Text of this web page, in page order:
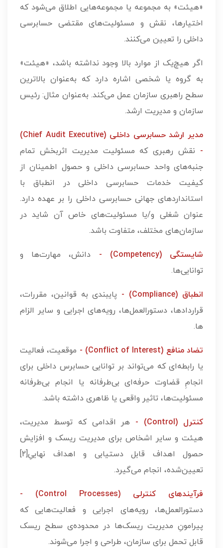
«هیئت» به مجموعه یا مجموعه‌هایی اطلاق می‌شود که
اختیارها، نقش و مسئولیت‌های مقتضی حسابرسی
داخلی را تعیین می‌کنند.
اگر هیچ‌یک از موارد بالا وجود نداشته باشد، «هیئت»
به گروه یا شخصی اشاره دارد که به‌عنوان بالاترین
سطح راهبری سازمان عمل می‌کند. به‌عنوان مثال: رئیس
سازمان و مدیریت ارشد.
مدیر ارشد حسابرسی داخلی (Chief Audit Executive)
- نقش رهبری که مسئولیت مدیریت اثربخش تمام
جنبه‌های واحد حسابرسی داخلی و حصول اطمینان از
کیفیت خدمات حسابرسی داخلی در انطباق با
استانداردهای جهانی حسابرسی داخلی را بر عهده دارد.
عنوان شغلی و/یا مسئولیت‌های خاص آن شاید در
سازمان‌های مختلف، متفاوت باشد.
شایستگی (Competency) -
دانش، مهارت‌ها و
توانایی‌ها.
انطباق (Compliance) -
پایبندی به قوانین، مقررات،
قراردادها، دستورالعمل­‌ها، رویه‌های اجرایی و سایر الزام­‌
ها.
تضاد منافع (Conflict of Interest) -
موقعیت، فعالیت
یا رابطه‌ای که می‌تواند بر توانایی حسابرس داخلی برای
انجامِ قضاوت حرفه‌ای بی‌طرفانه یا انجام بی‌طرفانه
مسئولیت‌ها، تاثیر واقعی یا ظاهری داشته باشد.
کنترل (Control) -
هر اقدامی که توسط مدیریت،
هیئت و سایر اشخاص برای مدیریت ریسک و افزایش
حصول اهداف قابل دستیابی و اهداف نهاییِ[2]
تعیین‌شده، انجام می‌گیرد.
فرآیندهای کنترلی (Control Processes) -
دستورالعمل‌­ها، رویه‌های اجرایی و فعالیت‌هایی که
پیرامونِ مدیریت ریسک‌ها در محدوده‌ی سطح ریسک
قابل تحمل برای سازمان، طراحی و اجرا می‌­شوند.